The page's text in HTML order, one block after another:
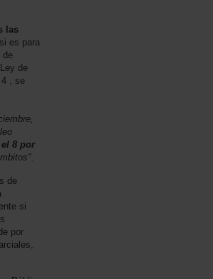
las
es para
de
de
4 , se
8 por
de
si
por